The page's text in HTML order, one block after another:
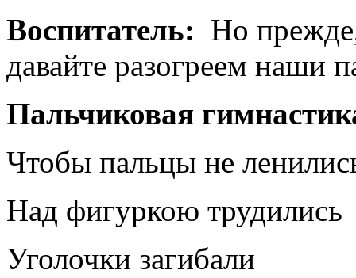
Воспитатель: Но
давайте разогреем наши
Пальчиковая
Чтобы пальцы не
Над фигуркою трудились
Уголочки загибали